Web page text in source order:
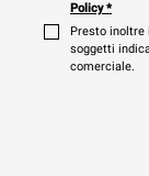
Policy*
Presto inoltre
soggetti
comerciale.